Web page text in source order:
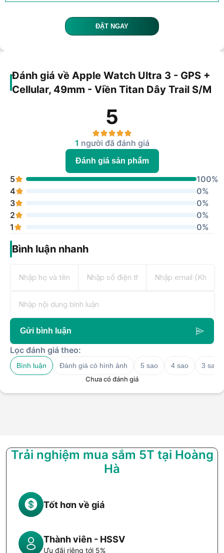
ĐẶT NGAY
Đánh giá về Apple Watch Ultra 3 - GPS +
Cellular, 49mm - Viền Titan Dây Trail S/M
5
1 người đã đánh giá
Đánh giá sản phẩm
5
100%
4
0%
3
0%
2
0%
1
0%
Bình luận nhanh
Gửi bình luận
Lọc đánh giá theo:
Bình luận Đánh giá có hình ảnh 5 sao 4 sao
3 sao
Chưa có đánh giá
Trải nghiệm mua sắm 5T tại Hoàng
Hà
Tốt hơn về giá
Thành viên - HSSV
Ưu đãi riêng tới 5%